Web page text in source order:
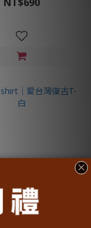
愛台灣復古T-
白